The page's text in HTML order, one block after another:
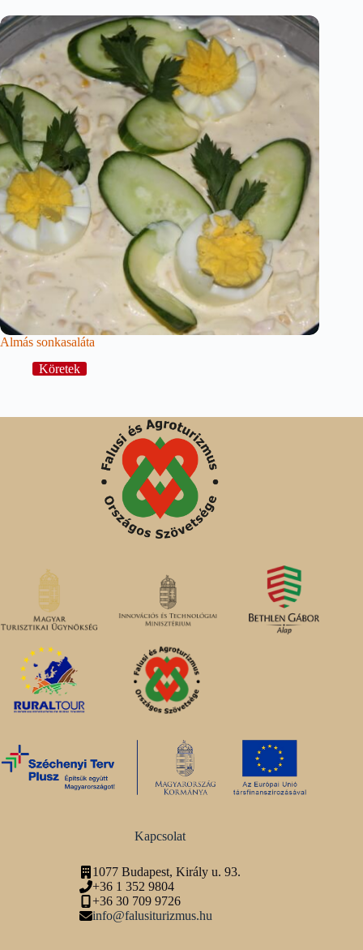
Almás sonkasaláta
Köretek
Kapcsolat
1077 Budapest, Király u. 93.
+36 1 352 9804
+36 30 709 9726
info@falusiturizmus.hu